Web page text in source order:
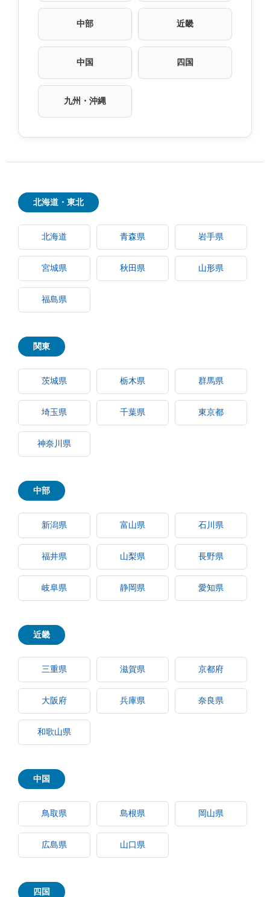
中部 近畿
中国 四国
九州・沖縄
北海道・東北
北海道 青森県 岩手県
宮城県 秋田県 山形県
福島県
関東
茨城県 栃木県 群馬県
埼玉県 千葉県 東京都
神奈川県
中部
新潟県 富山県 石川県
福井県 山梨県 長野県
岐阜県 静岡県 愛知県
近畿
三重県 滋賀県 京都府
大阪府 兵庫県 奈良県
和歌山県
中国
鳥取県 島根県 岡山県
広島県 山口県
四国